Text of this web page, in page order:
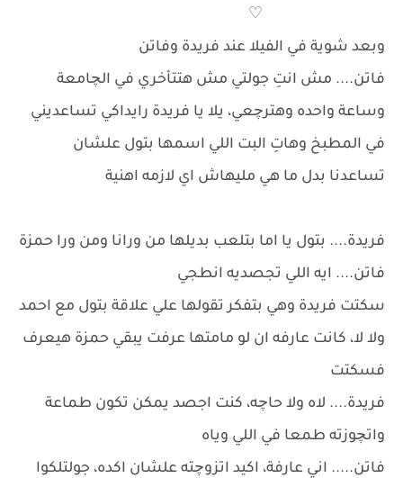
♡
وبعد شوية في الفيلا عند فريدة وفاتن
فاتن.... مش انتِ جولتي مش هتتأخري في الچامعة
وساعة واحده وهترچعي، يلا يا فريدة رايداكي تساعديني
في المطبخ وهاتِ البت اللي اسمها بتول علشان
تساعدنا بدل ما هي مليهاش اي لازمه اهنية
فريدة.... بتول يا اما بتلعب بديلها من ورانا ومن ورا حمزة
فاتن.... ايه اللي تجصديه انطجي
سكتت فريدة وهي بتفكر تقولها علي علاقة بتول مع احمد
ولا لا، كانت عارفه ان لو مامتها عرفت يبقي حمزة هيعرف
فسكتت
فريدة.... لاه ولا حاچه، كنت اجصد يمكن تكون طماعة
واتچوزته طمعا في اللي وياه
فاتن..... اني عارفة، اكيد اتزوچته علشان اكده، جولتلكوا